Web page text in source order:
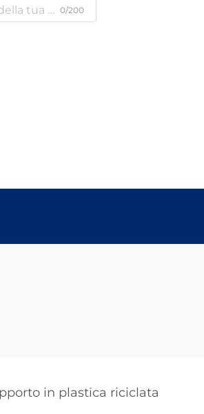
0/200
in plastica riciclata